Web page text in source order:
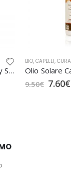
NATURAE,SOLARI
,
Crema Fluida Solare Baby SPF 50 Airless
BIO,CAPELLI,CURA
Olio Solare
9.50€ 7.60€